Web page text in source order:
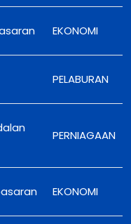
EKONOMI
PELABURAN
PERNIAGAAN
EKONOMI